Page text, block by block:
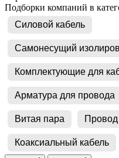
Подборки компаний в
Силовой кабель
Самонесущий
Комплектующие для
Арматура для провода
Витая пара Провод
Коаксиальный кабель